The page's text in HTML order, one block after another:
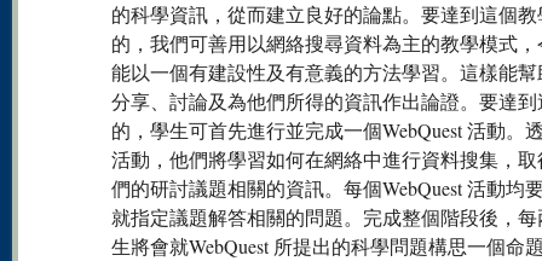
的科學資訊，從而建立良好的論點。要達到這個教
的，我們可善用以網絡搜尋資料為主的教學模式
能以一個有建設性及有意義的方法學習。這樣能
分享、討論及為他們所得的資訊作出論證。要達
的，學生可首先進行並完成一個WebQuest 活動。
活動，他們將學習如何在網絡中進行資料搜集，
們的研討議題相關的資訊。每個WebQuest 活動均
就指定議題解答相關的問題。完成整個階段後，
生將會就WebQuest 所提出的科學問題構思一個命